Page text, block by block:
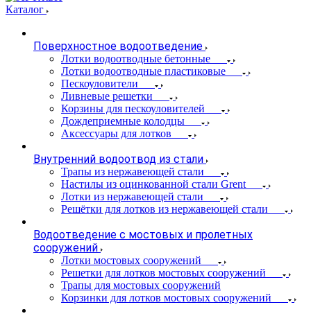
Каталог
Поверхностное водоотведение
Лотки водоотводные бетонные
Лотки водоотводные пластиковые
Пескоуловители
Ливневые решетки
Корзины для пескоуловителей
Дождеприемные колодцы
Аксессуары для лотков
Внутренний водоотвод из стали
Трапы из нержавеющей стали
Настилы из оцинкованной стали Grent
Лотки из нержавеющей стали
Решётки для лотков из нержавеющей стали
Водоотведение с мостовых и пролетных
сооружений
Лотки мостовых сооружений
Решетки для лотков мостовых сооружений
Трапы для мостовых сооружений
Корзинки для лотков мостовых сооружений